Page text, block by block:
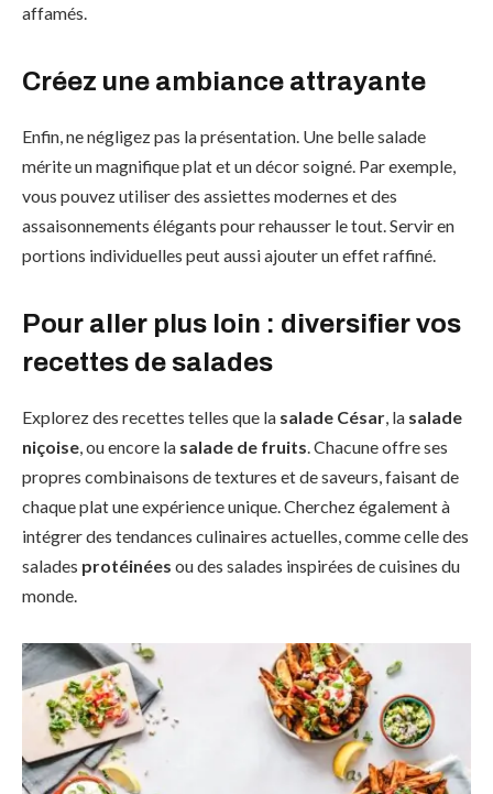
affamés.
Créez une ambiance attrayante
Enfin, ne négligez pas la présentation. Une belle salade
mérite un magnifique plat et un décor soigné. Par exemple,
vous pouvez utiliser des assiettes modernes et des
assaisonnements élégants pour rehausser le tout. Servir en
portions individuelles peut aussi ajouter un effet raffiné.
Pour aller plus loin : diversifier vos
recettes de salades
Explorez des recettes telles que la salade César, la salade
niçoise, ou encore la salade de fruits. Chacune offre ses
propres combinaisons de textures et de saveurs, faisant de
chaque plat une expérience unique. Cherchez également à
intégrer des tendances culinaires actuelles, comme celle des
salades protéinées ou des salades inspirées de cuisines du
monde.